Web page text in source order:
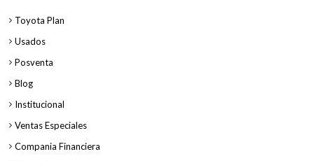
Toyota Plan
Usados
Posventa
Blog
Institucional
Ventas Especiales
Compania Financiera